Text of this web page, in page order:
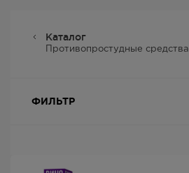
Каталог
Противопростудные средства
ФИЛЬТР